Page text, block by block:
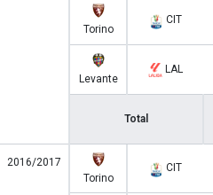
Torino
CIT
Levante
LAL
Total
2016/2017
Torino
CIT